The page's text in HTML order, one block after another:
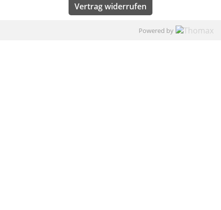
Vertrag widerrufen
Powered by